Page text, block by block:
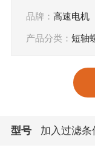
品牌：高速电机
产品分类：短轴
型号 加入过滤